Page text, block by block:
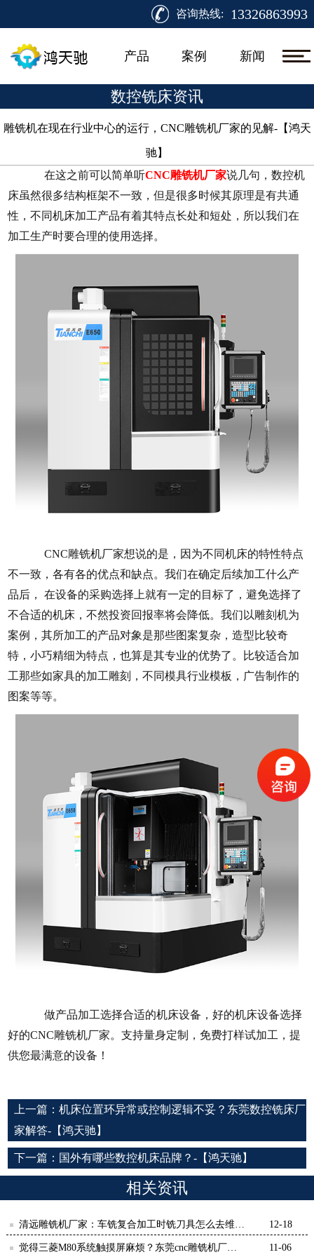
咨询热线: 13326863993
产品 案例 新闻
数控铣床资讯
雕铣机在现在行业中心的运行，CNC雕铣机厂家的见解-【鸿天
驰】​
在这之前可以简单听CNC雕铣机厂家说几句，数控机
床虽然很多结构框架不一致，但是很多时候其原理是有共通
性，不同机床加工产品有着其特点长处和短处，所以我们在
加工生产时要合理的使用选择。
CNC雕铣机厂家想说的是，因为不同机床的特性特点
不一致，各有各的优点和缺点。我们在确定后续加工什么产
品后， 在设备的采购选择上就有一定的目标了，避免选择了
不合适的机床，不然投资回报率将会降低。我们以雕刻机为
案例，其所加工的产品对象是那些图案复杂，造型比较奇
特，小巧精细为特点，也算是其专业的优势了。比较适合加
工那些如家具的加工雕刻，不同模具行业模板，广告制作的
图案等等。
做产品加工选择合适的机床设备，好的机床设备选择
好的CNC雕铣机厂家。支持量身定制，免费打样试加工，提
供您最满意的设备！
上一篇： 机床位置环异常或控制逻辑不妥？东莞数控铣床厂
家解答-【鸿天驰】
下一篇： 国外有哪些数控机床品牌？-【鸿天驰】
相关资讯
清远雕铣机厂家：车铣复合加工时铣刀具怎么去维
护-【鸿天驰】
12-18
觉得三菱M80系统触摸屏麻烦？东莞cnc雕铣机厂家 11-06